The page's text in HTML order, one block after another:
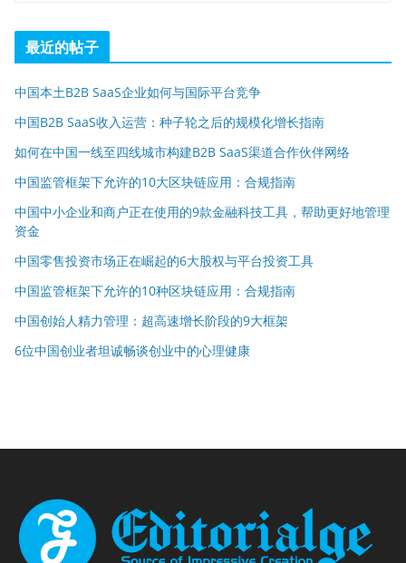
最近的帖子
中国本土B2B SaaS企业如何与国际平台竞争
中国B2B SaaS收入运营：种子轮之后的规模化增长指南
如何在中国一线至四线城市构建B2B SaaS渠道合作伙伴网络
中国监管框架下允许的10大区块链应用：合规指南
中国中小企业和商户正在使用的9款金融科技工具，帮助更好地管理
资金
中国零售投资市场正在崛起的6大股权与平台投资工具
中国监管框架下允许的10种区块链应用：合规指南
中国创始人精力管理：超高速增长阶段的9大框架
6位中国创业者坦诚畅谈创业中的心理健康